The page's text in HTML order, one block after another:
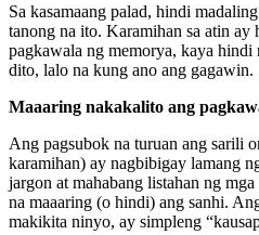
Sa kasamaang palad, hindi
tanong na ito. Karamihan sa atin ay
pagkawala ng memorya, kaya hindi
dito, lalo na kung ano ang gagawin.
Maaaring nakakalito ang
Ang pagsubok na turuan ang sarili
karamihan) ay nagbibigay lamang
jargon at mahabang listahan ng
na maaaring (o hindi) ang sanhi.
makikita ninyo, ay simpleng